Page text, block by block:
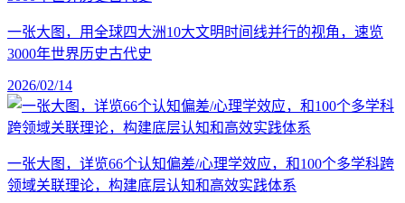
一张大图，用全球四大洲10大文明时间线并行的视角，速览
3000年世界历史古代史
2026/02/14
一张大图，详览66个认知偏差/心理学效应，和100个多学科跨
领域关联理论，构建底层认知和高效实践体系